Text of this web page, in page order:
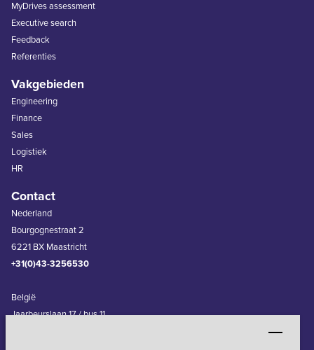
MyDrives assessment
Executive search
Feedback
Referenties
Vakgebieden
Engineering
Finance
Sales
Logistiek
HR
Contact
Nederland
Bourgognestraat 2
6221 BX Maastricht
+31(0)43-3256530
België
Jaarbeurslaan 17 / bus 11